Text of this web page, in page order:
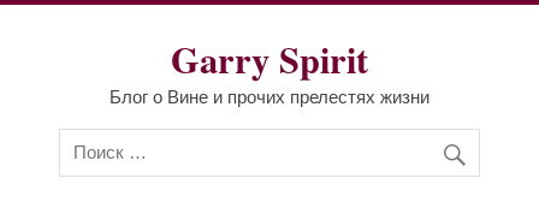
Перейти
Garry Spirit
Блог о Вине и прочих прелестях жизни